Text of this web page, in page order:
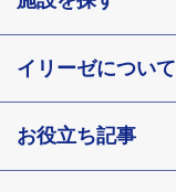
東京都
埼玉県
イリーゼについて
会社概要
お役立ち記事